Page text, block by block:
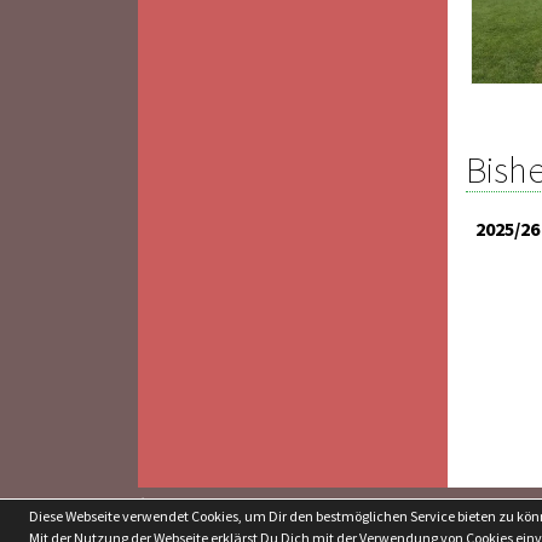
2025/26
soccero.de
© 2006 - 2026
Diese Webseite verwendet Cookies, um Dir den bestmöglichen Service bieten zu
Mit der Nutzung der Webseite erklärst Du Dich mit der Verwendung von Cookies